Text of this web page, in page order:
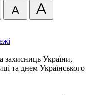
захисниць України,
та днем Українського